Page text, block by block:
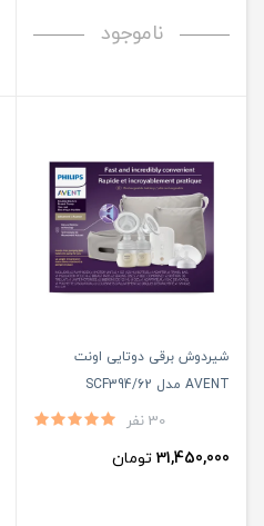
ناموجود
شیردوش برقی دوتایی اونت
AVENT مدل SCF394/62
30 نفر
31,450,000 تومان